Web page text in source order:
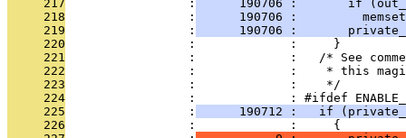
     217
                 :
190706 :       if
     218
                 :
190706 :
     219
                 :
190706 :
     220
                 :             :     }
     221
:             :   /* See
     222
:             :    * this
     223
                 :             :    */
     224
:             : #ifdef
     225
                 :
190712 :   if
     226
                 :             :     {